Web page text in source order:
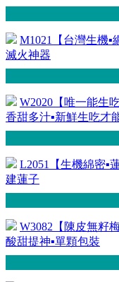
M1021【台灣生機▪
滅火神器
W2020【唯一能生
香甜多汁▪新鮮生吃才
L2051【生機綿密▪
建蓮子
W3082【陳皮無籽
酸甜提神▪單顆包裝